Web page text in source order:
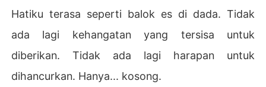
Hatiku terasa seperti balok es di dada. Tidak
ada lagi kehangatan yang tersisa untuk
diberikan. Tidak ada lagi harapan untuk
dihancurkan. Hanya... kosong.